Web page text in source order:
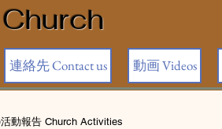
連絡先 Contact us 動画 Videos
動報告 Church Activities